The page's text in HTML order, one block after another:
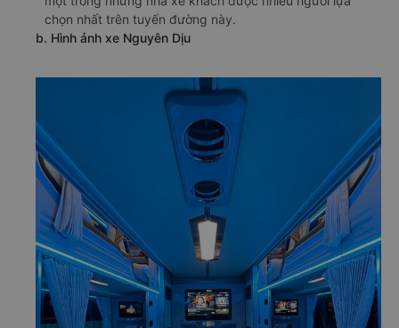
chọn nhất trên tuyến đường này.
b. Hình ảnh xe Nguyên Dịu